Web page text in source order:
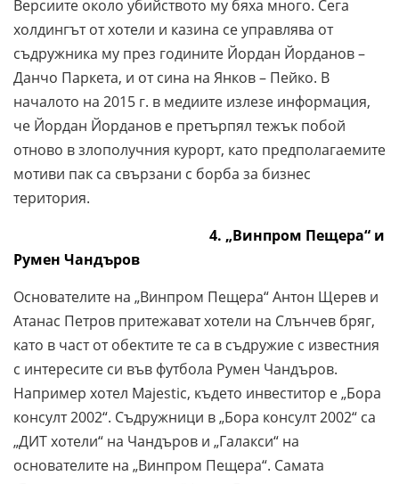
Версиите около убийството му бяха много. Сега
холдингът от хотели и казина се управлява от
съдружника му през годините Йордан Йорданов –
Данчо Паркета, и от сина на Янков – Пейко. В
началото на 2015 г. в медиите излезе информация,
че Йордан Йорданов е претърпял тежък побой
отново в злополучния курорт, като предполагаемите
мотиви пак са свързани с борба за бизнес
територия.
4. „Винпром Пещера“ и
Румен Чандъров
Основателите на „Винпром Пещера“ Антон Щерев и
Атанас Петров притежават хотели на Слънчев бряг,
като в част от обектите те са в съдружие с известния
с интересите си във футбола Румен Чандъров.
Например хотел Majestic, където инвеститор е „Бора
консулт 2002“. Съдружници в „Бора консулт 2002“ са
„ДИТ хотели“ на Чандъров и „Галакси“ на
основателите на „Винпром Пещера“. Самата